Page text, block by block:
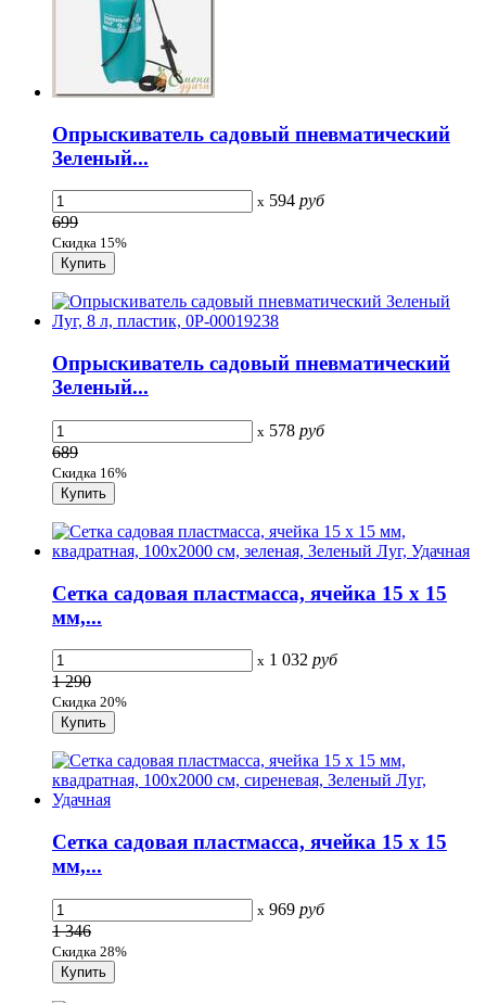
Опрыскиватель садовый пневматический
Зеленый...
x 594 руб
699
Скидка 15%
Опрыскиватель садовый пневматический
Зеленый...
x 578 руб
689
Скидка 16%
Сетка садовая пластмасса, ячейка 15 х 15
мм,...
x 1 032 руб
1 290
Скидка 20%
Сетка садовая пластмасса, ячейка 15 х 15
мм,...
x 969 руб
1 346
Скидка 28%